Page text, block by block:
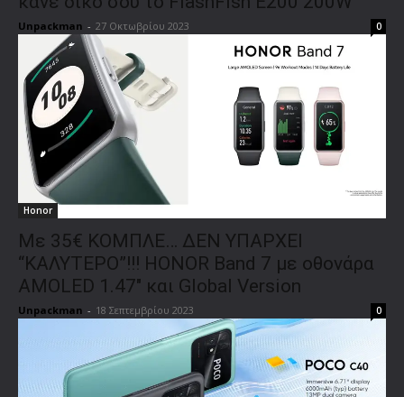
Unpackman - 27 Οκτωβρίου 2023 0
Honor
Με 35€ ΚΟΜΠΛΕ… ΔΕΝ ΥΠΑΡΧΕΙ
“ΚΑΛΥΤΕΡΟ”!!! HONOR Band 7 με οθονάρα
AMOLED 1.47″ και Global Version
Unpackman - 18 Σεπτεμβρίου 2023 0